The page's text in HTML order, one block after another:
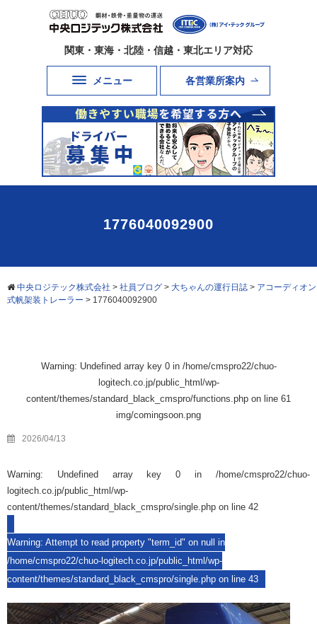
関東・東海・北陸・信越・東北エリア対応
メニュー 各営業所案内
1776040092900
中央ロジテック株式会社 > 社員ブログ > 大ちゃんの運行日誌 > アコーディオン
式帆架装トレーラー > 1776040092900
Warning: Undefined array key 0 in /home/cmspro22/chuo-
logitech.co.jp/public_html/wp-
content/themes/standard_black_cmspro/functions.php on line 61
img/comingsoon.png
2026/04/13
Warning: Undefined array key 0 in /home/cmspro22/chuo-
logitech.co.jp/public_html/wp-
content/themes/standard_black_cmspro/single.php on line 42
Warning: Attempt to read property "term_id" on null in
/home/cmspro22/chuo-logitech.co.jp/public_html/wp-
content/themes/standard_black_cmspro/single.php on line 43